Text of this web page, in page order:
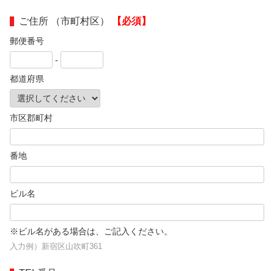
ご住所 （市町村区） 【必須】
郵便番号
-
都道府県
市区郡町村
番地
ビル名
※ビル名がある場合は、ご記入ください。
入力例）新宿区山吹町361